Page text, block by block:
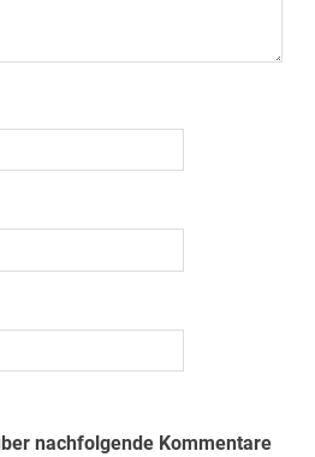
nachfolgende Kommentare